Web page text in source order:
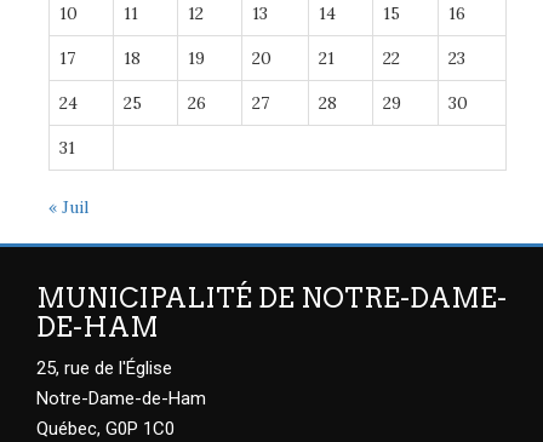
10 11 12 13 14 15 16
17 18 19 20 21 22 23
24 25 26 27 28 29 30
31
« Juil
MUNICIPALITÉ DE NOTRE-DAME-
DE-HAM
25, rue de l'Église
Notre-Dame-de-Ham
Québec, G0P 1C0